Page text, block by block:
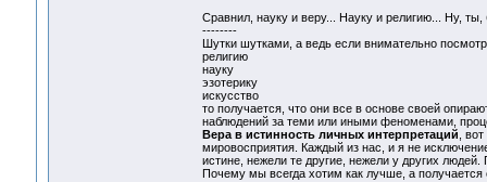
Сравнил, науку и веру... Науку и религию... Ну, ты,
--------
Шутки шутками, а ведь если внимательно
религию
науку
эзотерику
искусство
то получается, что они все в основе своей
наблюдений за теми или иными феноменами,
Вера в истинность личных интерпретаций ,
мировосприятия. Каждый из нас, и я не
истине, нежели те другие, нежели у других
Почему мы всегда хотим как лучше, а получается